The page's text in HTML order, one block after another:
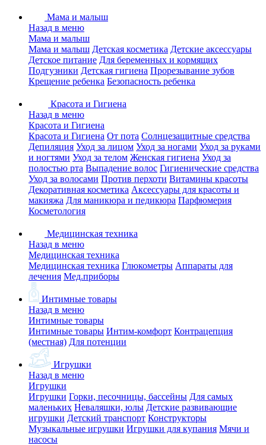
Мама и малыш
Назад в меню
Мама и малыш
Мама и малыш Детская косметика Детские аксессуары
Детское питание Для беременных и кормящих
Подгузники Детская гигиена Прорезывание зубов
Крещение ребенка Безопасность ребенка
Красота и Гигиена
Назад в меню
Красота и Гигиена
Красота и Гигиена От пота Солнцезащитные средства
Депиляция Уход за лицом Уход за ногами Уход за руками
и ногтями Уход за телом Женская гигиена Уход за
полостью рта Выпадение волос Гигиенические средства
Уход за волосами Против перхоти Витамины красоты
Декоративная косметика Аксессуары для красоты и
макияжа Для маникюра и педикюра Парфюмерия
Косметология
Медицинская техника
Назад в меню
Медицинская техника
Медицинская техника Глюкометры Аппараты для
лечения Мед.приборы
Интимные товары
Назад в меню
Интимные товары
Интимные товары Интим-комфорт Контрацепция
(местная) Для потенции
Игрушки
Назад в меню
Игрушки
Игрушки Горки, песочницы, бассейны Для самых
маленьких Неваляшки, юлы Детские развивающие
игрушки Детский транспорт Конструкторы
Музыкальные игрушки Игрушки для купания Мячи и
насосы